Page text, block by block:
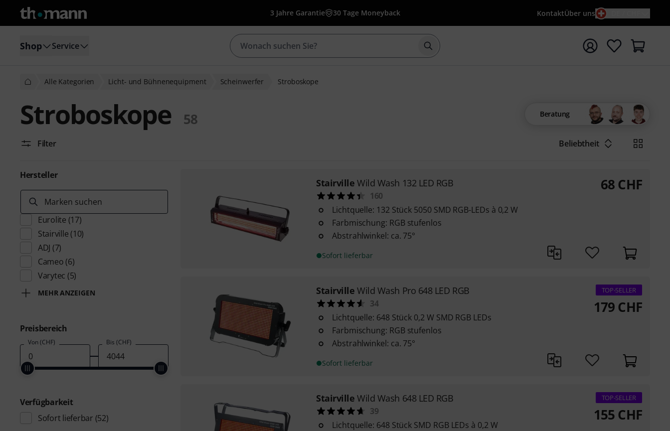
3 Jahre Garantie 30 Tage Moneyback KontaktÜber uns
Shop Service Suche mit Suchwort {searchTerm} starten
Alle Kategorien Licht- und Bühnenequipment Scheinwerfer Stroboskope
Stroboskope 58 Beratung
Filter Beliebtheit
Hersteller
Marken suchen
Eurolite (17)
Stairville (10)
ADJ (7)
Cameo (6)
Varytec (5)
MEHR ANZEIGEN
Preisbereich
Von (CHF) Bis (CHF)
Verfügbarkeit
Sofort lieferbar (52)
Stairville Wild Wash 132 LED RGB
160
Lichtquelle: 132 Stück 5050 SMD RGB-LEDs à 0,2 W
Farbmischung: RGB stufenlos
Abstrahlwinkel: ca. 75°
Sofort lieferbar
68CHF
Stairville Wild Wash Pro 648 LED RGB
34
Lichtquelle: 648 Stück 0,2 W SMD RGB LEDs
Farbmischung: RGB stufenlos
Abstrahlwinkel: ca. 75°
Sofort lieferbar
TOP-SELLER
179CHF
Stairville Wild Wash 648 LED RGB
39
Lichtquelle: 648 Stück SMD RGB LEDs à 0,2 W
TOP-SELLER
155CHF